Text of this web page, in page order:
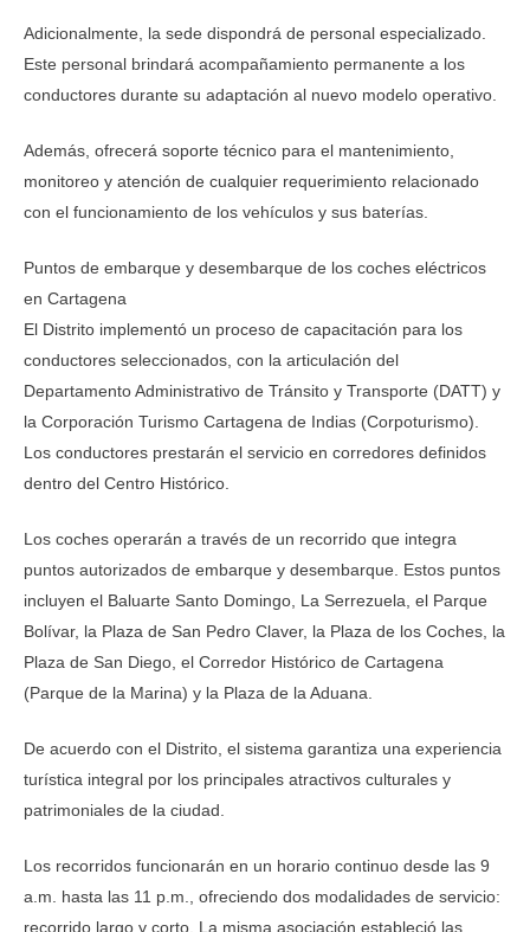
Adicionalmente, la sede dispondrá de personal especializado.
Este personal brindará acompañamiento permanente a los
conductores durante su adaptación al nuevo modelo operativo.
Además, ofrecerá soporte técnico para el mantenimiento,
monitoreo y atención de cualquier requerimiento relacionado
con el funcionamiento de los vehículos y sus baterías.
Puntos de embarque y desembarque de los coches eléctricos
en Cartagena
El Distrito implementó un proceso de capacitación para los
conductores seleccionados, con la articulación del
Departamento Administrativo de Tránsito y Transporte (DATT) y
la Corporación Turismo Cartagena de Indias (Corpoturismo).
Los conductores prestarán el servicio en corredores definidos
dentro del Centro Histórico.
Los coches operarán a través de un recorrido que integra
puntos autorizados de embarque y desembarque. Estos puntos
incluyen el Baluarte Santo Domingo, La Serrezuela, el Parque
Bolívar, la Plaza de San Pedro Claver, la Plaza de los Coches, la
Plaza de San Diego, el Corredor Histórico de Cartagena
(Parque de la Marina) y la Plaza de la Aduana.
De acuerdo con el Distrito, el sistema garantiza una experiencia
turística integral por los principales atractivos culturales y
patrimoniales de la ciudad.
Los recorridos funcionarán en un horario continuo desde las 9
a.m. hasta las 11 p.m., ofreciendo dos modalidades de servicio:
recorrido largo y corto. La misma asociación estableció las